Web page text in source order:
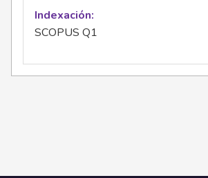
Indexación
SCOPUS Q1